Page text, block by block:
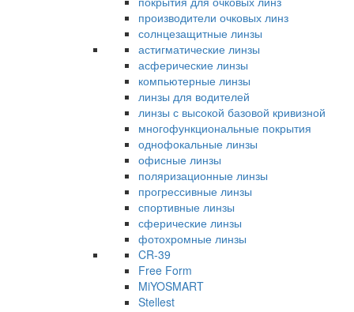
производители очковых линз
солнцезащитные линзы
астигматические линзы
асферические линзы
компьютерные линзы
линзы для водителей
линзы с высокой базовой кривизной
многофункциональные покрытия
однофокальные линзы
офисные линзы
поляризационные линзы
прогрессивные линзы
спортивные линзы
сферические линзы
фотохромные линзы
CR-39
Free Form
MiYOSMART
Stellest